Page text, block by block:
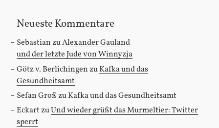
Neueste Kommentare
Sebastian zuAlexander Gauland
und der letzte Jude von Winnyzja
Götz v. Berlichingen zuKafka und das
Gesundheitsamt
Sefan Groß zuKafka und das Gesundheitsamt
Eckart zuUnd wieder grüßt das Murmeltier: Twitter
sperrt